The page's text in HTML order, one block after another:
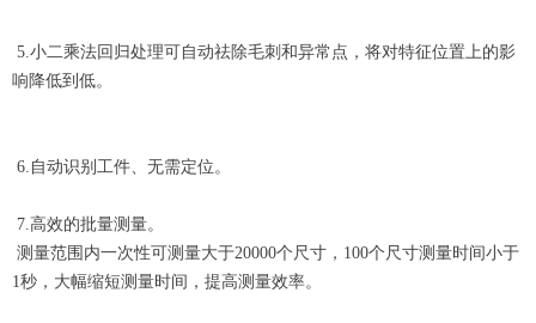
5.小二乘法回归处理可自动祛除毛刺和异常点，将对特征位置上的影
响降低到低。
6.自动识别工件、无需定位。
7.高效的批量测量。
测量范围内一次性可测量大于20000个尺寸，100个尺寸测量时间小于
1秒，大幅缩短测量时间，提高测量效率。